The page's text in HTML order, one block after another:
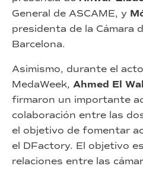
General de ASCAME, y
presidenta de la Cámara
Barcelona.
Asimismo, durante el
MedaWeek, Ahmed El
firmaron un importante
colaboración entre las
el objetivo de fomentar
el DFactory. El objetivo
relaciones entre las